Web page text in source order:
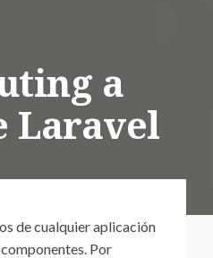
a
Laravel
de cualquier aplicación
Por